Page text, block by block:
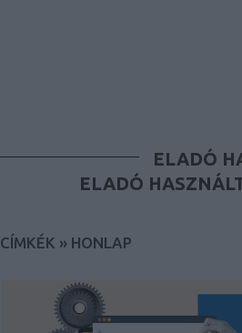
ELADÓ
ELADÓ
CÍMKÉK » HONLAP